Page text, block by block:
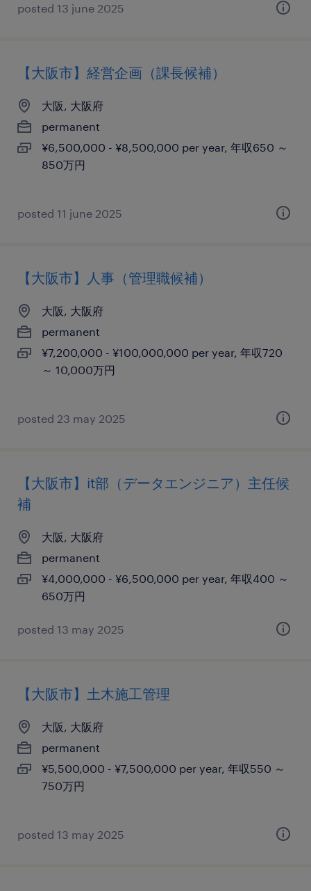
posted 13 june 2025
【大阪市】経営企画（課長候補）
大阪, 大阪府
permanent
¥6,500,000 - ¥8,500,000 per year, 年収650 ～
850万円
posted 11 june 2025
【大阪市】人事（管理職候補）
大阪, 大阪府
permanent
¥7,200,000 - ¥100,000,000 per year, 年収720
～ 10,000万円
posted 23 may 2025
【大阪市】it部（データエンジニア）主任候
補
大阪, 大阪府
permanent
¥4,000,000 - ¥6,500,000 per year, 年収400 ～
650万円
posted 13 may 2025
【大阪市】土木施工管理
大阪, 大阪府
permanent
¥5,500,000 - ¥7,500,000 per year, 年収550 ～
750万円
posted 13 may 2025